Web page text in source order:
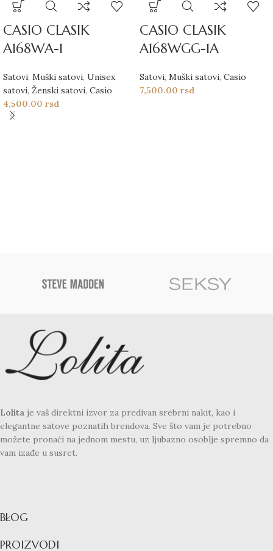
CASIO CLASIK
A168WA-1
Satovi, Muški satovi, Unisex
satovi, Ženski satovi, Casio
4,500.00 rsd
CASIO CLASIK
A168WGG-1A
Satovi, Muški satovi, Casio
7,500.00 rsd
Lolita je vaš direktni izvor za predivan srebrni nakit, kao i
elegantne satove poznatih brendova. Sve što vam je potrebno
možete pronaći na jednom mestu, uz ljubazno osoblje spremno da
vam izađe u susret.
BLOG
PROIZVODI